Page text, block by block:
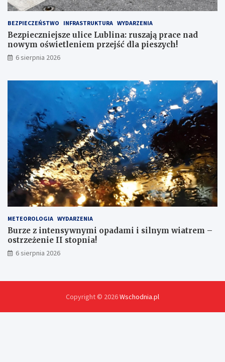
BEZPIECZEŃSTWO INFRASTRUKTURA WYDARZENIA
Bezpieczniejsze ulice Lublina: ruszają prace nad
nowym oświetleniem przejść dla pieszych!
6 sierpnia 2026
METEOROLOGIA WYDARZENIA
Burze z intensywnymi opadami i silnym wiatrem –
ostrzeżenie II stopnia!
6 sierpnia 2026
Copyright © 2026Wschodnia.pl